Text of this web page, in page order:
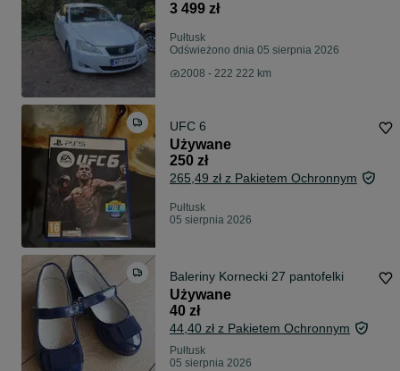
3 499 zł
Pułtusk
Odświeżono dnia 05 sierpnia 2026
2008 - 222 222 km
UFC 6
Używane
250 zł
265,49 zł z Pakietem Ochronnym
Pułtusk
05 sierpnia 2026
Baleriny Kornecki 27 pantofelki
Używane
40 zł
44,40 zł z Pakietem Ochronnym
Pułtusk
05 sierpnia 2026